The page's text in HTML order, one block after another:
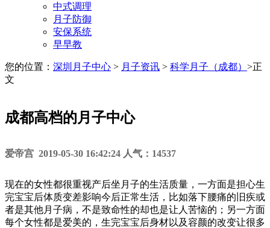
中式调理
月子防御
安保系统
早早教
您的位置： 深圳月子中心 > 月子资讯 > 科学月子（成都） >正
文
成都高档的月子中心
爱帝宫 2019-05-30 16:42:24 人气：14537
现在的女性都很重视产后坐月子的生活质量，一方面是担心生
完宝宝后体质变差影响今后正常生活，比如落下腰痛的旧疾或
者是其他月子病，不是致命性的却也是让人苦恼的；另一方面
每个女性都是爱美的，生完宝宝后身材以及容颜的改变让很多